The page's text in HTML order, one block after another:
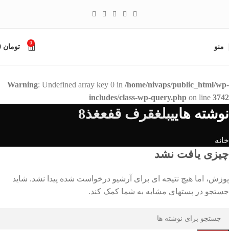
منو 0 تومان
Warning: Undefined array key 0 in /home/nivaps/public_html/wp-
includes/class-wp-query.php on line 3742
نوشته هاییبلغقرف قفعغذ8
خانه
چیزی یافت نشد
پوزش، اما هیچ نتیجه ای برای آرشیو درخواست شده پیدا نشد. شاید
جستجو در پستهای مشابه به شما کمک کند.